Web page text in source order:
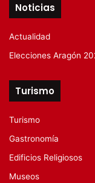
Noticias
Actualidad
Elecciones Aragón
Turismo
Turismo
Gastronomía
Edificios Religiosos
Museos